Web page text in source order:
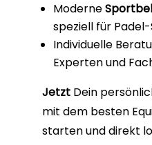
Moderne
speziell für
Individuelle
Experten und
JetztDein
mit dem besten
starten und direkt